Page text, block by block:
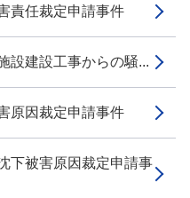
責任裁定申請事件
設建設工事からの騒...
原因裁定申請事件
下被害原因裁定申請事